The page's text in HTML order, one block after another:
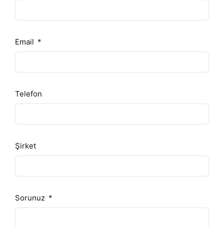
Email
Telefon
Şirket
Sorunuz